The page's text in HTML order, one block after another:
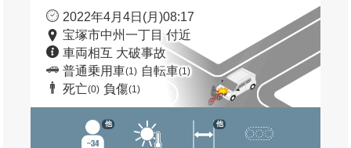
2022年4月4日(月)08:17
宝塚市中州一丁目 付近
車両相互 大破事故
普通乗用車(1) 自転車(1)
死亡(0) 負傷(1)
他 他